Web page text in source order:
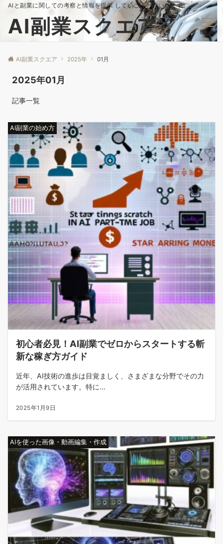
AIと副業に関しての考察と情報を提供 していこうと思いいます。
AI副業スクエア Menu
AI副業スクエア 2025年 01月
2025年01月
記事一覧
AI副業の始め方
初心者必見！AI副業でゼロからスタートする斬
新な稼ぎ方ガイド
近年、AI技術の進歩は目覚ましく、さまざまな分野でその力
が活用されています。特に...
2025年1月9日
AIを使った画像・動画編集・作成